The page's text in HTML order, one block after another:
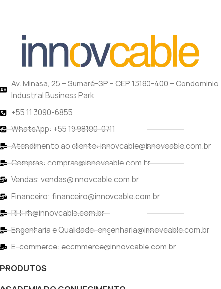
Av. Minasa, 25 – Sumaré-SP – CEP 13180-400 – Condominio
Industrial Business Park
+55 11 3090-6855
WhatsApp: +55 19 98100-0711
Atendimento ao cliente: innovcable@innovcable.com.br
Compras: compras@innovcable.com.br
Vendas: vendas@innovcable.com.br
Financeiro: financeiro@innovcable.com.br
RH: rh@innovcable.com.br
Engenharia e Qualidade: engenharia@innovcable.com.br
E-commerce: ecommerce@innovcable.com.br
PRODUTOS